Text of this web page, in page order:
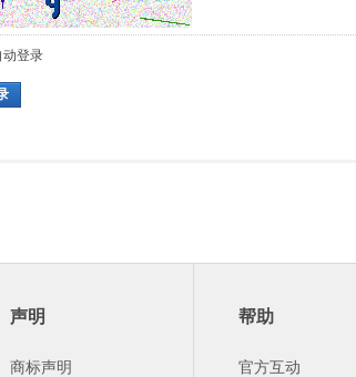
动登录
声明
商标声明
帮助
官方互动